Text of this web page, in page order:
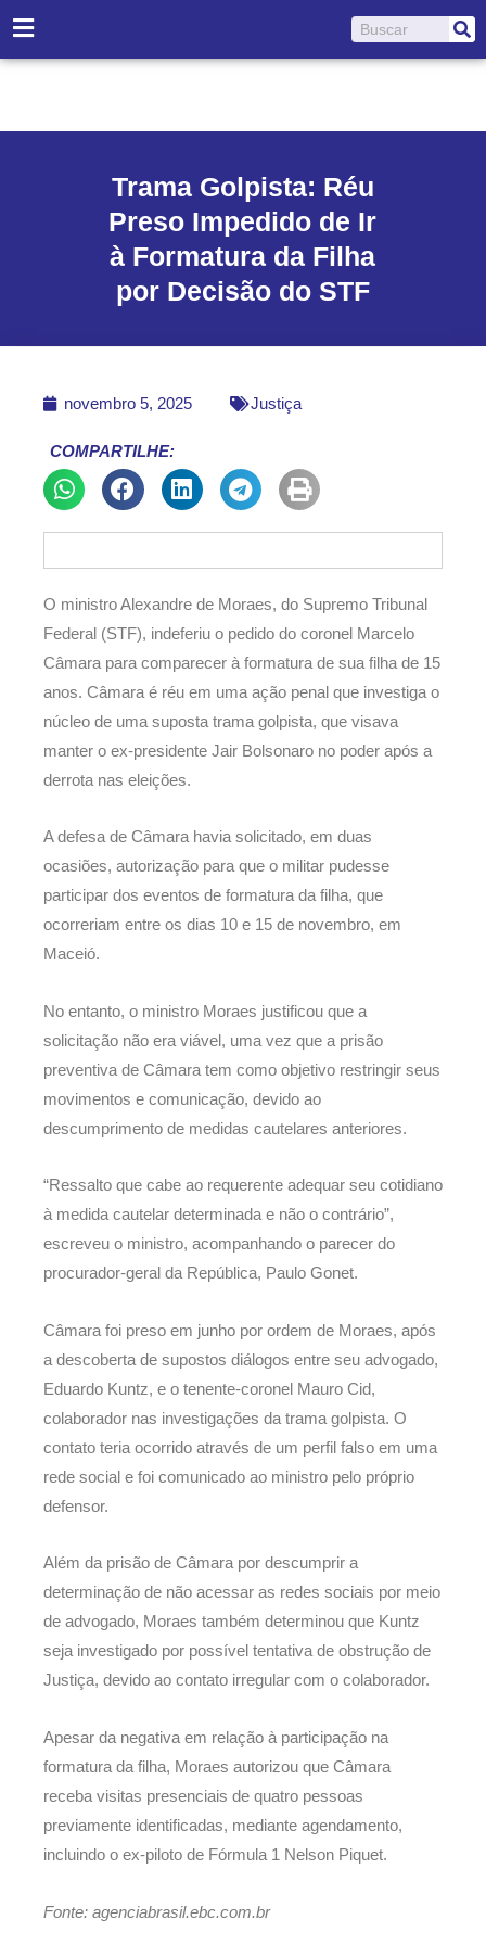
para
o
Pesquisar
Trama Golpista: Réu
Preso Impedido de Ir
à Formatura da Filha
por Decisão do STF
novembro 5, 2025 Justiça
COMPARTILHE:
O ministro Alexandre de Moraes, do Supremo Tribunal
Federal (STF), indeferiu o pedido do coronel Marcelo
Câmara para comparecer à formatura de sua filha de 15
anos. Câmara é réu em uma ação penal que investiga o
núcleo de uma suposta trama golpista, que visava
manter o ex-presidente Jair Bolsonaro no poder após a
derrota nas eleições.
A defesa de Câmara havia solicitado, em duas
ocasiões, autorização para que o militar pudesse
participar dos eventos de formatura da filha, que
ocorreriam entre os dias 10 e 15 de novembro, em
Maceió.
No entanto, o ministro Moraes justificou que a
solicitação não era viável, uma vez que a prisão
preventiva de Câmara tem como objetivo restringir seus
movimentos e comunicação, devido ao
descumprimento de medidas cautelares anteriores.
“Ressalto que cabe ao requerente adequar seu cotidiano
à medida cautelar determinada e não o contrário”,
escreveu o ministro, acompanhando o parecer do
procurador-geral da República, Paulo Gonet.
Câmara foi preso em junho por ordem de Moraes, após
a descoberta de supostos diálogos entre seu advogado,
Eduardo Kuntz, e o tenente-coronel Mauro Cid,
colaborador nas investigações da trama golpista. O
contato teria ocorrido através de um perfil falso em uma
rede social e foi comunicado ao ministro pelo próprio
defensor.
Além da prisão de Câmara por descumprir a
determinação de não acessar as redes sociais por meio
de advogado, Moraes também determinou que Kuntz
seja investigado por possível tentativa de obstrução de
Justiça, devido ao contato irregular com o colaborador.
Apesar da negativa em relação à participação na
formatura da filha, Moraes autorizou que Câmara
receba visitas presenciais de quatro pessoas
previamente identificadas, mediante agendamento,
incluindo o ex-piloto de Fórmula 1 Nelson Piquet.
Fonte: agenciabrasil.ebc.com.br